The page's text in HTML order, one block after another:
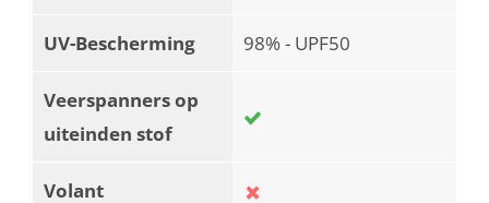
UV-Bescherming 98% - UPF50
Veerspanners op
uiteinden stof
Volant